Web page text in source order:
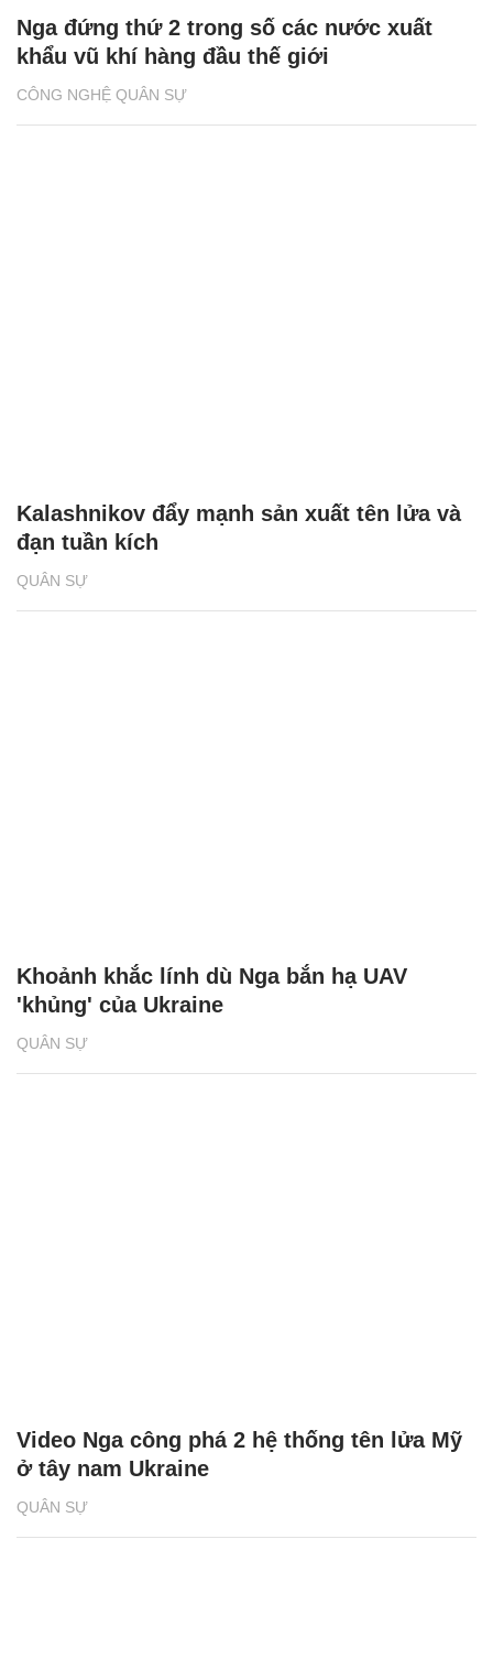
CÔNG NGHỆ QUÂN SỰ
Nga đứng thứ 2 trong số các nước xuất
khẩu vũ khí hàng đầu thế giới
QUÂN SỰ
Kalashnikov đẩy mạnh sản xuất tên lửa và
đạn tuần kích
QUÂN SỰ
Khoảnh khắc lính dù Nga bắn hạ UAV
'khủng' của Ukraine
QUÂN SỰ
Video Nga công phá 2 hệ thống tên lửa Mỹ
ở tây nam Ukraine